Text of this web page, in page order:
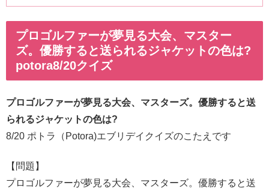
プロゴルファーが夢見る大会、マスター
ズ。優勝すると送られるジャケットの色は?
potora8/20クイズ
プロゴルファーが夢見る大会、マスターズ。優勝すると送
られるジャケットの色は?
8/20 ポトラ（Potora)エブリデイクイズのこたえです
【問題】
プロゴルファーが夢見る大会、マスターズ。優勝すると送